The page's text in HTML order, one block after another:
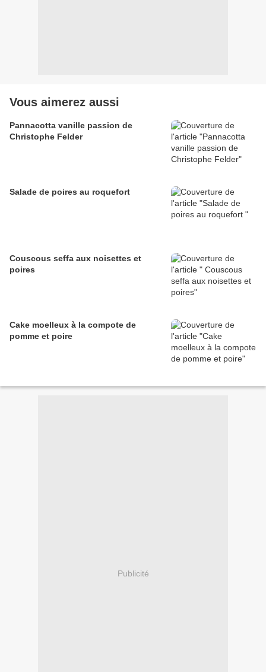
Vous aimerez aussi
Pannacotta vanille passion de
Christophe Felder
Salade de poires au roquefort
Couscous seffa aux noisettes et
poires
Cake moelleux à la compote de
pomme et poire
Publicité